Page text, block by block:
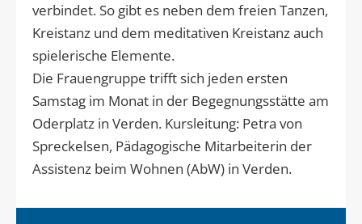
verbindet. So gibt es neben dem freien Tanzen,
Kreistanz und dem meditativen Kreistanz auch
spielerische Elemente.
Die Frauengruppe trifft sich jeden ersten
Samstag im Monat in der Begegnungsstätte am
Oderplatz in Verden. Kursleitung: Petra von
Spreckelsen, Pädagogische Mitarbeiterin der
Assistenz beim Wohnen (AbW) in Verden.